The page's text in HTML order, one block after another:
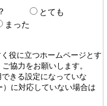
とても
まった
役に立つホームページとす
協力をお願いします。
きる設定になっていな
に対応していない場合は